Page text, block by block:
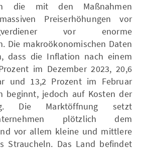
die mit den Maßnahmen
Preiserhöhungen vor
vor enorme
Die makroökonomischen Daten
dass die Inflation nach einem
im Dezember 2023, 20,6
und 13,2 Prozent im Februar
beginnt, jedoch auf Kosten der
Die Marktöffnung setzt
plötzlich dem
vor allem kleine und mittlere
Straucheln. Das Land befindet